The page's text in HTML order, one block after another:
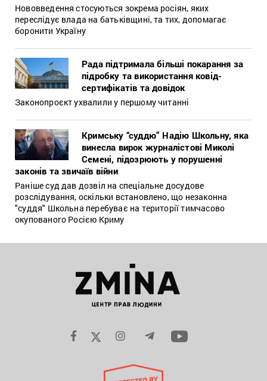
Нововведення стосуються зокрема росіян, яких
переслідує влада на батьківщині, та тих, допомагає
боронити Україну
Рада підтримала більші покарання за
підробку та використання ковід-
сертифікатів та довідок
Законопроєкт ухвалили у першому читанні
Кримську “суддю” Надію Школьну, яка
винесла вирок журналістові Миколі
Семені, підозрюють у порушенні
законів та звичаїв війни
Раніше суд дав дозвіл на спеціальне досудове
розслідування, оскільки встановлено, що незаконна
"суддя" Школьна перебуває на території тимчасово
окупованого Росією Криму